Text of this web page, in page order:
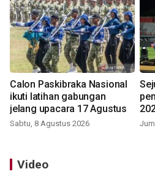
Calon Paskibraka Nasional
ikuti latihan gabungan
jelang upacara 17 Agustus
Sabtu, 8 Agustus 2026
Video